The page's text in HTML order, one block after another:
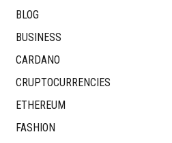
BLOG
BUSINESS
CARDANO
CRUPTOCURRENCIES
ETHEREUM
FASHION